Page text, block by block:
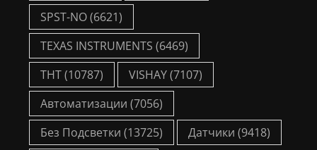
SPST-NO(6621)
TEXAS INSTRUMENTS (6469)
THT(10787) VISHAY(7107)
Автоматизации (7056)
Без Подсветки (13725) Датчики (9418)